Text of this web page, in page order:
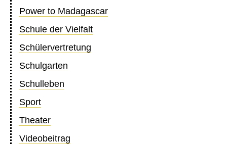
Power to Madagascar
Schule der Vielfalt
Schülervertretung
Schulgarten
Schulleben
Sport
Theater
Videobeitrag